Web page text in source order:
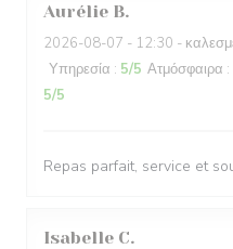
Aurélie B
2026-08-07 - 12:30 -
Υπηρεσία : 5/5 Ατμόσφαιρα :
5/5
Repas parfait, service et
Isabelle C